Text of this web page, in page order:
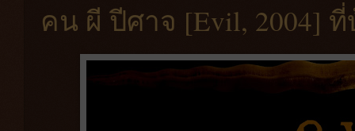
คน ผี ปีศาจ [Evil, 2004]